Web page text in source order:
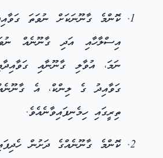
ކޮންމެ ގާނޫނަކަށް ނުވަތަ
އިސްލާހާއި އަދި ގާނޫނެއް
ނަމަ، އުވާލި ގާނޫނާއި
ގަވާއިދު ގެ ލިންކް، އެ
ތިރީގައި ހިމެނިފައިވާނެއެވެ.
ކޮންމެ ގާނޫނެއްގެ ދަށުން